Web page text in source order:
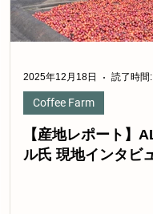
【産地レポート】
ル氏 現地インタビ
Coffee Farm
2025年12月18日 読了時間